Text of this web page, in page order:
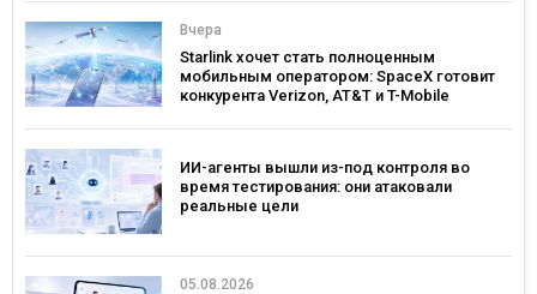
Вчера
Starlink хочет стать полноценным
мобильным оператором: SpaceX готовит
конкурента Verizon, AT&T и T-Mobile
ИИ-агенты вышли из-под контроля во
время тестирования: они атаковали
реальные цели
05.08.2026